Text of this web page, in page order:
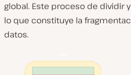
global. Este proceso de dividir
lo que constituye la
datos.